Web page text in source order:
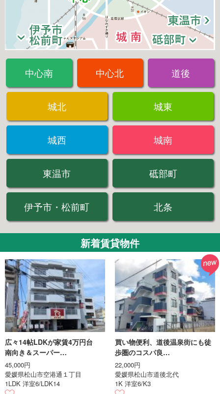
中心南 中心北 道後
城北 城東
城西 城南
東温市 砥部町
伊予市・松前町 北条
新着賃貸物件
広々14帖LDKが家賃4万円台
南向き＆スーパー…
45,000円
愛媛県松山市空港通１丁目
1LDK 洋室6/LDK14
買い物便利、道後温泉街にも徒
歩圏のコスパ良…
22,000円
愛媛県松山市道後北代
1K 洋室6/K3